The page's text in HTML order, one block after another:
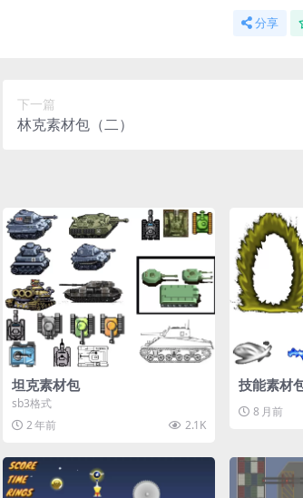
分享
下一篇
林克素材包（二）
坦克素材包
sb3格式
2 年前
2.1K
技能素材
8 月前